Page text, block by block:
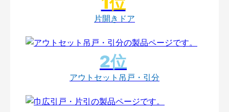
片開きドア
アウトセット吊戸・引分